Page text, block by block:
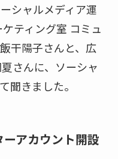
シャルメディア運
ティング室 コミュ
干陽子さんと、広
さんに、ソーシャ
聞きました。
アカウント開設